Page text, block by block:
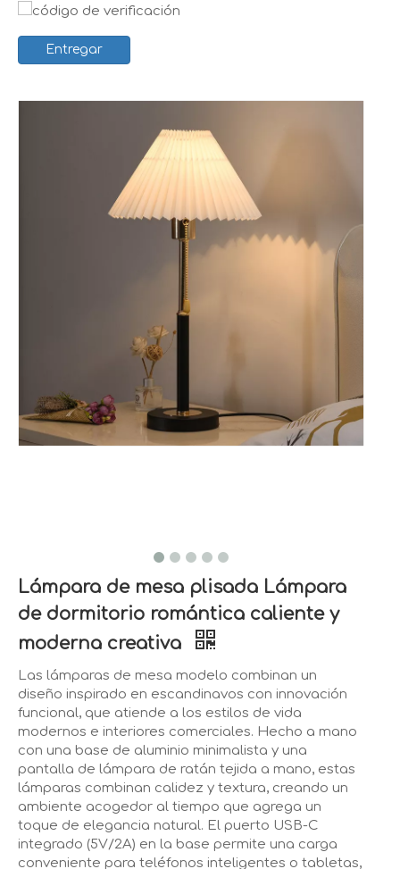
Entregar
Lámpara de mesa plisada Lámpara
de dormitorio romántica caliente y
moderna creativa
Las lámparas de mesa modelo combinan un
diseño inspirado en escandinavos con innovación
funcional, que atiende a los estilos de vida
modernos e interiores comerciales. Hecho a mano
con una base de aluminio minimalista y una
pantalla de lámpara de ratán tejida a mano, estas
lámparas combinan calidez y textura, creando un
ambiente acogedor al tiempo que agrega un
toque de elegancia natural. El puerto USB-C
integrado (5V/2A) en la base permite una carga
conveniente para teléfonos inteligentes o tabletas,